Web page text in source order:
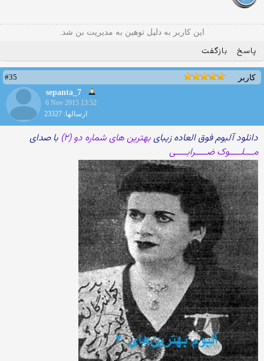
این کاربر به دلیل توهین به مدیریت بن شد.
پاسخ بازگفت
کاربر
#35
sepanta_7
6 Nov 2015 13:52
ارسالها: 23327
دانلود آلبوم فوق العاده زیبایبهترین های شماره دو (۲)
با صدای
مــــلـــــوک ضـــــرابـــــی